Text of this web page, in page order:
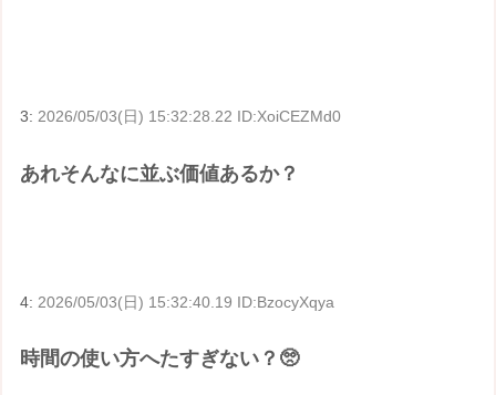
3:2026/05/03(日) 15:32:28.22 ID:XoiCEZMd0
あれそんなに並ぶ価値あるか？
4: 2026/05/03(日) 15:32:40.19 ID:BzocyXqya
時間の使い方へたすぎない？🥺